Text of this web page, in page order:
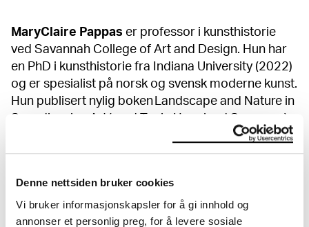
Denne nettsiden bruker cookies
Vi bruker informasjonskapsler for å gi innhold og
annonser et personlig preg, for å levere sosiale
MaryClaire Pappas er professor i kunsthistorie
ved Savannah College of Art and Design. Hun har
en PhD i kunsthistorie fra Indiana University (2022)
og er spesialist på norsk og svensk moderne kunst.
Hun publisert nylig boken Landscape and Nature in
Scandinavian Art (med Tonje Haugland Sørensen),
monografi, Somatic Citizenship: Painting and
Vis mer